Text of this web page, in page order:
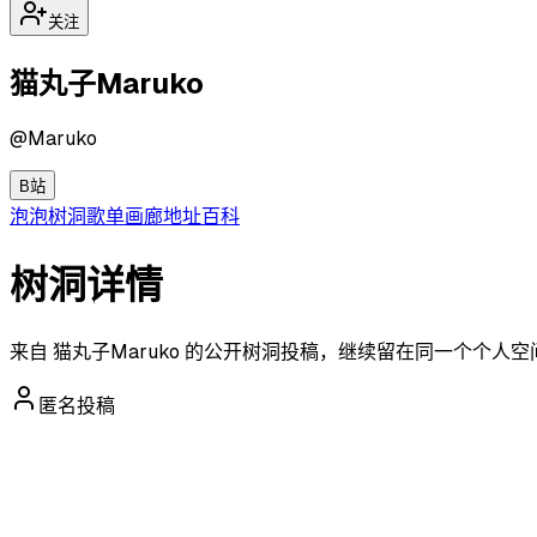
关注
猫丸子Maruko
@Maruko
B站
泡泡树洞歌单画廊地址百科
树洞详情
来自 猫丸子Maruko 的公开树洞投稿，继续留在同一个个人空
匿名投稿